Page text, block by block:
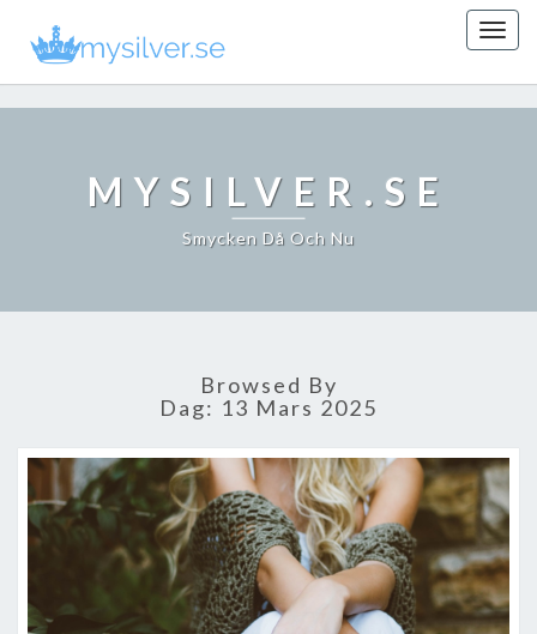
MYSILVER.SE
Smycken Då Och Nu
Browsed By
Dag: 13 Mars 2025